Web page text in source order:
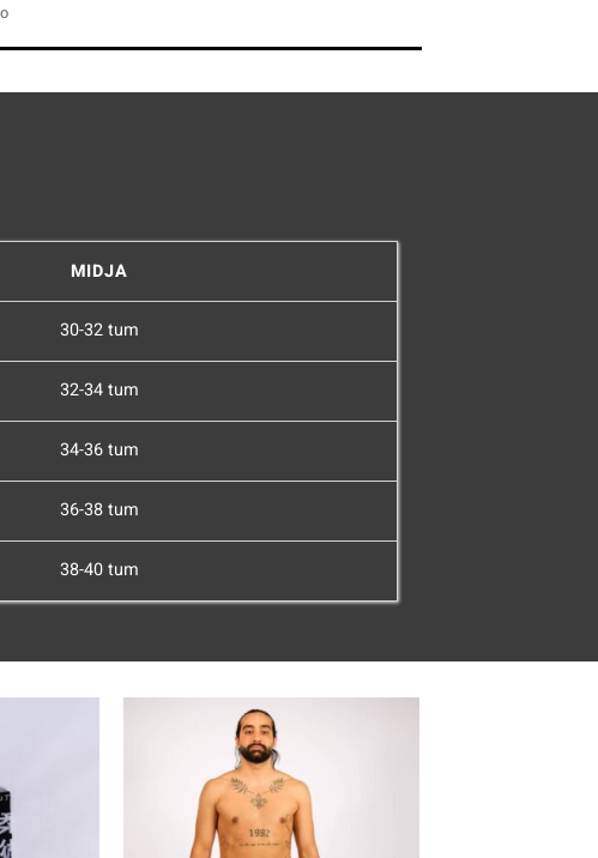
MIDJA
30-32 tum
32-34 tum
34-36 tum
36-38 tum
38-40 tum